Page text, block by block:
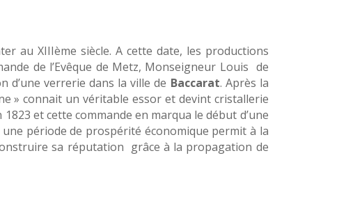
au XIIIème siècle. A cette date, les productions
de l’Evêque de Metz, Monseigneur Louis de
d’une verrerie dans la ville de Baccarat. Après la
» connait un véritable essor et devint cristallerie
et cette commande en marqua le début d’une
période de prospérité économique permit à la
sa réputation grâce à la propagation de